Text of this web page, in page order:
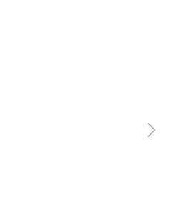
Next